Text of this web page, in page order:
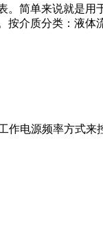
简单来说就是
介质分类：液体
作电源频率方式